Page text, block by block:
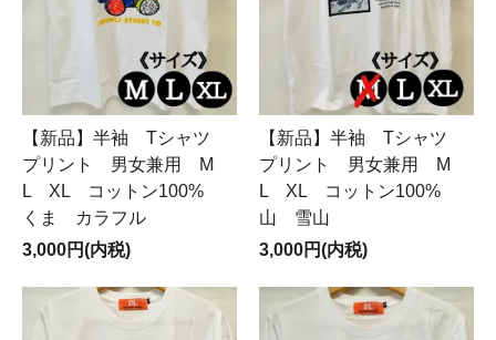
【新品】半袖 Tシャツ
プリント 男女兼用 M
L XL コットン100%
くま カラフル
3,000円(内税)
【新品】半袖 Tシャツ
プリント 男女兼用 M
L XL コットン100%
山 雪山
3,000円(内税)